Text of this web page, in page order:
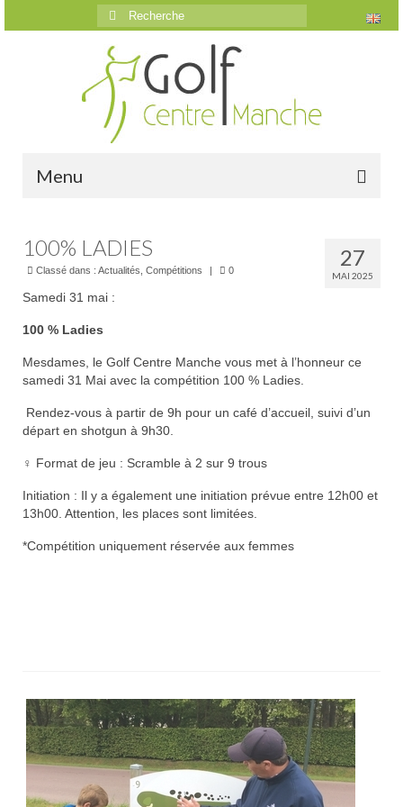
Rechercher
:
Menu
Le golf
Présentation
Parcours
Vidéos trou par trou
Trou n°1
Trou n°4
Trou n°5
Trou n°9
Plan
Carte de scores
27
MAI 2025
100% LADIES
Classé dans : Actualités Compétitions | 0
Samedi 31 mai :
100 % Ladies
Mesdames, le Golf Centre Manche vous met à l’honneur ce
samedi 31 Mai avec la compétition 100 % Ladies.
Rendez-vous à partir de 9h pour un café d’accueil, suivi d’un
départ en shotgun à 9h30.
️‍♀️ Format de jeu : Scramble à 2 sur 9 trous
Initiation : Il y a également une initiation prévue entre 12h00 et
13h00. Attention, les places sont limitées.
*Compétition uniquement réservée aux femmes